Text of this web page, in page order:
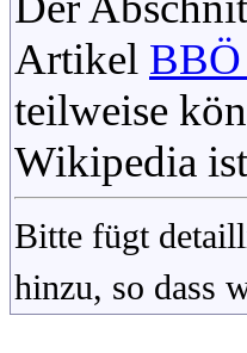
Artikel
teilweise
Wikipedia
Bitte fügt
hinzu, so dass